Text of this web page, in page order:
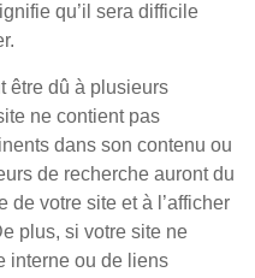
qu’il sera difficile
être dû à plusieurs
ne contient pas
dans son contenu ou
de recherche auront du
de votre site et à l’afficher
plus, si votre site ne
interne ou de liens